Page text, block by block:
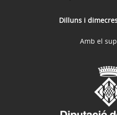
Dilluns i
Amb el